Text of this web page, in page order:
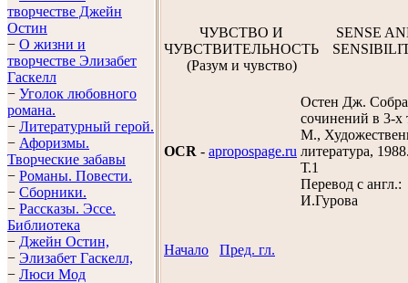
творчестве Джейн
Остин
− О жизни и
творчестве Элизабет
Гaскелл
− Уголок любовного
романа.
− Литературный герой.
− Афоризмы.
Творческие забавы
− Романы. Повести.
− Сборники.
− Рассказы. Эссe.
Библиотека
− Джейн Остин,
− Элизабет Гaскелл,
− Люси Мод
ЧУВСТВО И
ЧУВСТВИТЕЛЬНОСТЬ
(Разум и чувство)
SENSE
OCR - apropospage.ru
Остен Дж.
сочинений в 3-х
М.,
литература,
Т.1
Перевод с англ.:
И.Гурова
Начало Пред. гл.